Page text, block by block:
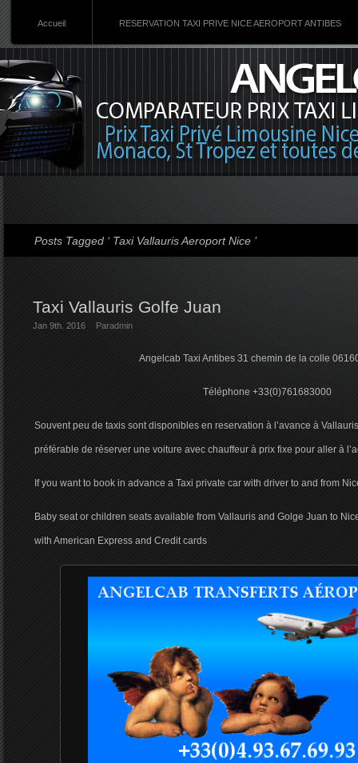
Accueil RESERVATION TAXI PRIVE NICE AEROPORT ANTIBES
Posts Tagged ‘ Taxi Vallauris Aeroport Nice ’
Taxi Vallauris Golfe Juan
Jan 9th. 2016 Paradmin
Angelcab Taxi Antibes 31 chemin de la colle
Téléphone +33(0)761683000
Souvent peu de taxis sont disponibles en reservation à l’avance à
préférable de réserver une voiture avec chauffeur à prix fixe pour aller à
If you want to book in advance a Taxi private car with driver to and from
Baby seat or children seats available from Vallauris and Golge Juan to
with American Express and Credit cards